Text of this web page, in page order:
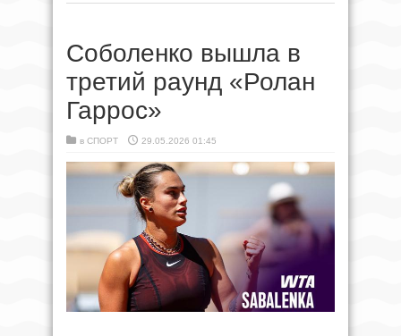
Соболенко вышла в
третий раунд «Ролан
Гаррос»
в СПОРТ 29.05.2026 01:45